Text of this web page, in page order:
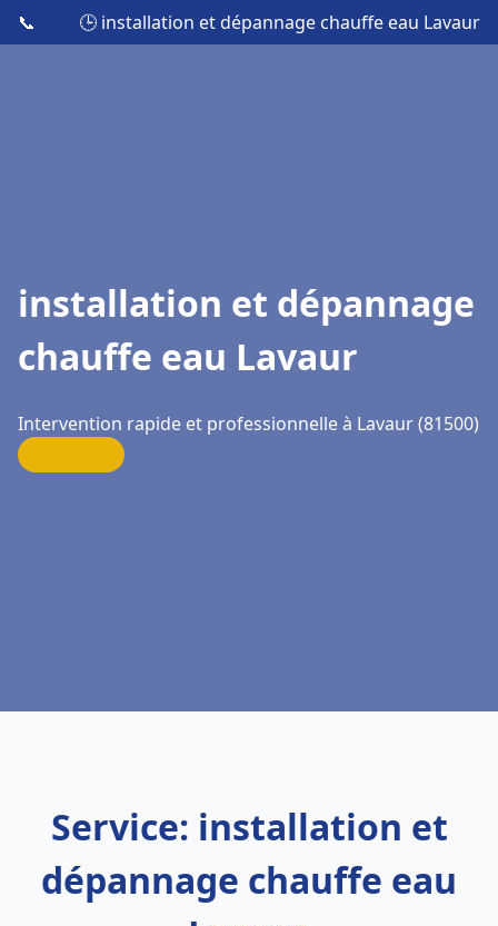
📞 🕒 installation et dépannage chauffe eau Lavaur
installation et dépannage
chauffe eau Lavaur
Intervention rapide et professionnelle à Lavaur (81500)
Service: installation et
dépannage chauffe eau